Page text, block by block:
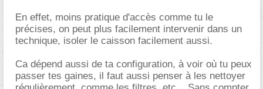
En effet, moins pratique d'accès comme tu le
précises, on peut plus facilement intervenir dans un
technique, isoler le caisson facilement aussi.
Ca dépend aussi de ta configuration, à voir où tu peux
passer tes gaines, il faut aussi penser à les nettoyer